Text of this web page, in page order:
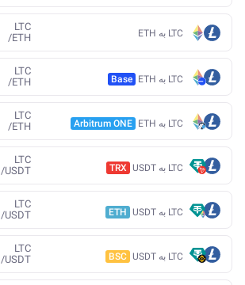
LTC به ETH
LTC
/ETH
LTC به ETH Base
LTC
/ETH
LTC به ETH Arbitrum ONE
LTC
/ETH
LTC به USDT TRX
LTC
/USDT
LTC به USDT ETH
LTC
/USDT
LTC به USDT BSC
LTC
/USDT